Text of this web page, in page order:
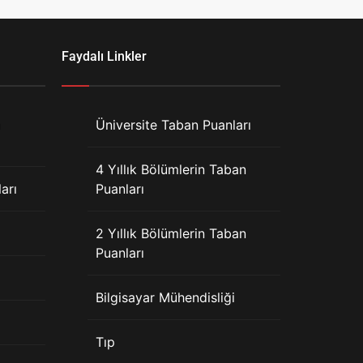
Faydalı Linkler
Üniversite Taban Puanları
4 Yıllık Bölümlerin Taban
Puanları
2 Yıllık Bölümlerin Taban
Puanları
Bilgisayar Mühendisliği
Tıp